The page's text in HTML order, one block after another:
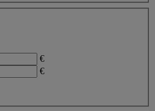
€
€